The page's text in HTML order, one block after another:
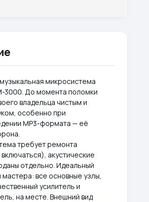
микросистема
3000. До момента поломки
владельца чистым и
особенно при
MP3-формата — её
требует ремонта
акустические
отдельно. Идеальный
мастера: все основные узлы,
усилитель и
на месте. Внешний вид